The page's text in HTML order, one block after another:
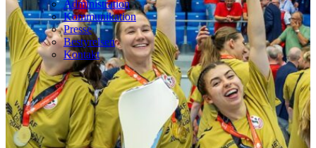
Administration
Kommunikation
Presse
Bestyrelsen
Kontakt